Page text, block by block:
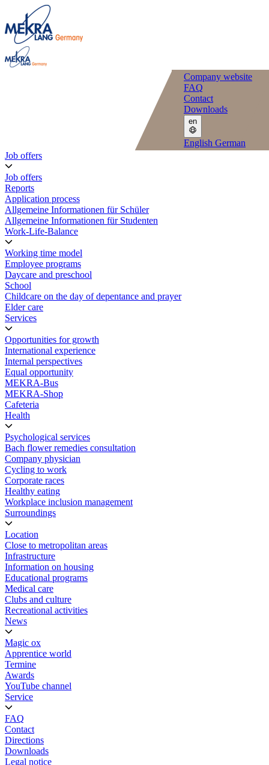
Company website
FAQ
Contact
Downloads
en
English German
Job offers
Job offers
Reports
Application process
Allgemeine Informationen für Schüler
Allgemeine Informationen für Studenten
Work-Life-Balance
Working time model
Employee programs
Daycare and preschool
School
Childcare on the day of depentance and prayer
Elder care
Services
Opportunities for growth
International experience
Internal perspectives
Equal opportunity
MEKRA-Bus
MEKRA-Shop
Cafeteria
Health
Psychological services
Bach flower remedies consultation
Company physician
Cycling to work
Corporate races
Healthy eating
Workplace inclusion management
Surroundings
Location
Close to metropolitan areas
Infrastructure
Information on housing
Educational programs
Medical care
Clubs and culture
Recreational activities
News
Magic ox
Apprentice world
Termine
Awards
YouTube channel
Service
FAQ
Contact
Directions
Downloads
Legal notice